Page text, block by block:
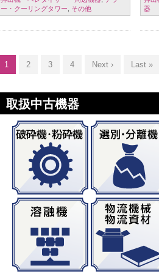
ー・クーリングタワー, その他
器
1 2 3 4 Next › Last »
取扱中古機器